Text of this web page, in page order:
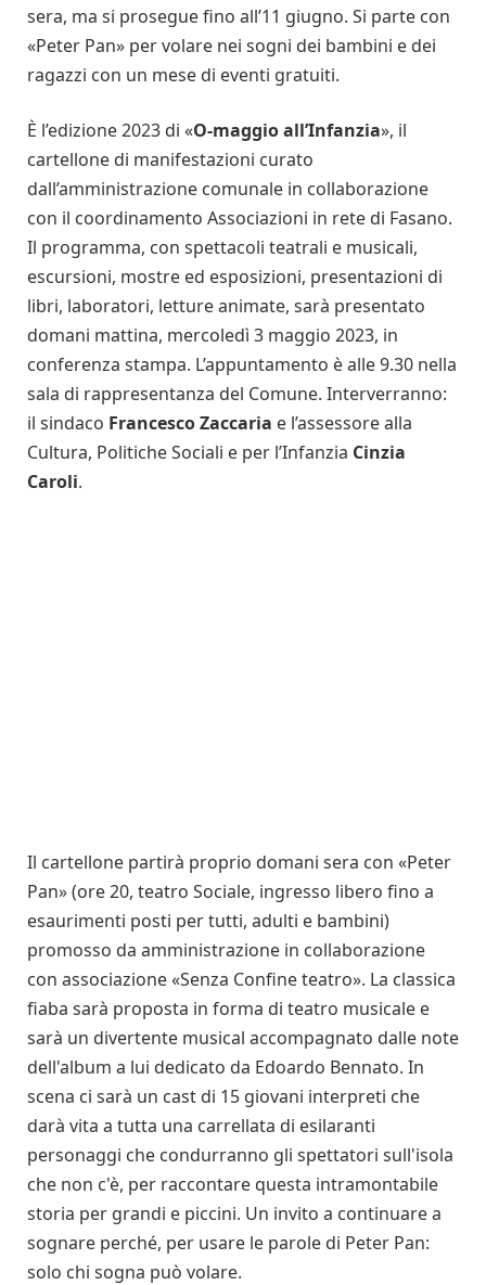
sera, ma si prosegue fino all’11 giugno. Si parte con
«Peter Pan» per volare nei sogni dei bambini e dei
ragazzi con un mese di eventi gratuiti.
È l’edizione 2023 di «O-maggio all’Infanzia», il
cartellone di manifestazioni curato
dall’amministrazione comunale in collaborazione
con il coordinamento Associazioni in rete di Fasano.
Il programma, con spettacoli teatrali e musicali,
escursioni, mostre ed esposizioni, presentazioni di
libri, laboratori, letture animate, sarà presentato
domani mattina, mercoledì 3 maggio 2023, in
conferenza stampa. L’appuntamento è alle 9.30 nella
sala di rappresentanza del Comune. Interverranno:
il sindaco Francesco Zaccaria e l’assessore alla
Cultura, Politiche Sociali e per l’Infanzia Cinzia
Caroli.
Il cartellone partirà proprio domani sera con «Peter
Pan» (ore 20, teatro Sociale, ingresso libero fino a
esaurimenti posti per tutti, adulti e bambini)
promosso da amministrazione in collaborazione
con associazione «Senza Confine teatro». La classica
fiaba sarà proposta in forma di teatro musicale e
sarà un divertente musical accompagnato dalle note
dell'album a lui dedicato da Edoardo Bennato. In
scena ci sarà un cast di 15 giovani interpreti che
darà vita a tutta una carrellata di esilaranti
personaggi che condurranno gli spettatori sull'isola
che non c'è, per raccontare questa intramontabile
storia per grandi e piccini. Un invito a continuare a
sognare perché, per usare le parole di Peter Pan:
solo chi sogna può volare.